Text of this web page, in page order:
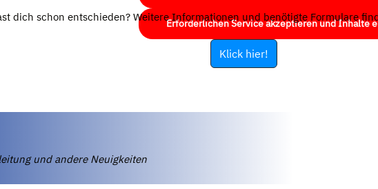
Erforderlichen Service akzeptieren und Inhalte
dich schon entschieden? Weitere Informationen und benötigte Formulare
Klick hier!
und andere Neuigkeiten